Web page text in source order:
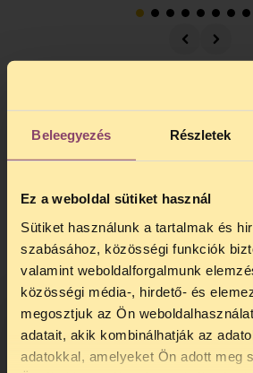
Beleegyezés Részletek
Ez a weboldal sütiket használ
Sütiket használunk a tartalmak és
szabásához, közösségi funkciók
valamint weboldalforgalmunk
közösségi média-, hirdető- és
megosztjuk az Ön
adatait, akik kombinálhatják az
adatokkal, amelyeket Ön adott meg